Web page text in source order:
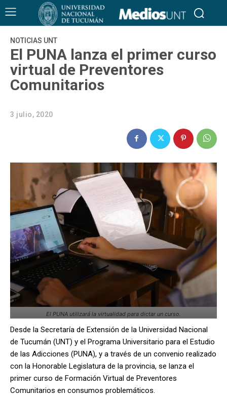
NOTICIAS UNT
El PUNA lanza el primer curso
virtual de Preventores
Comunitarios
3 julio, 2020
El PUNA utilizará la virtualidad para dictar un curso.
Desde la Secretaría de Extensión de la Universidad Nacional
de Tucumán (UNT) y el Programa Universitario para el Estudio
de las Adicciones (PUNA), y a través de un convenio realizado
con la Honorable Legislatura de la provincia, se lanza el
primer curso de Formación Virtual de Preventores
Comunitarios en consumos problemáticos.